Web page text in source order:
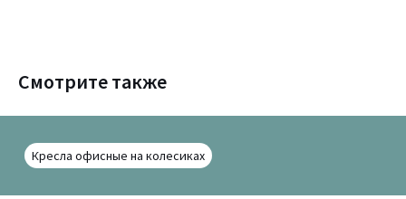
Смотрите также
Кресла офисные на колесиках